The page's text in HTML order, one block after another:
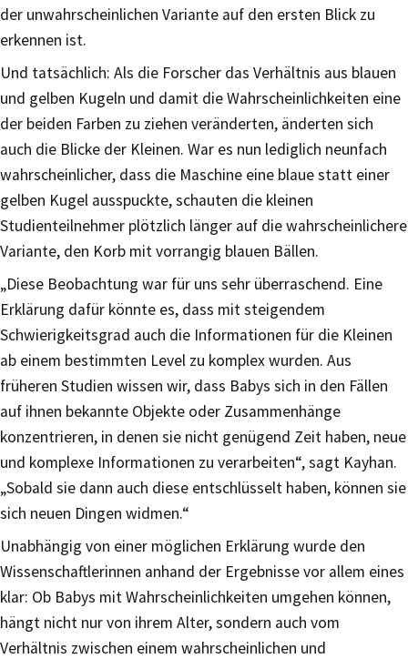
der unwahrscheinlichen Variante auf den ersten Blick zu
erkennen ist.
Und tatsächlich: Als die Forscher das Verhältnis aus blauen
und gelben Kugeln und damit die Wahrscheinlichkeiten eine
der beiden Farben zu ziehen veränderten, änderten sich
auch die Blicke der Kleinen. War es nun lediglich neunfach
wahrscheinlicher, dass die Maschine eine blaue statt einer
gelben Kugel ausspuckte, schauten die kleinen
Studienteilnehmer plötzlich länger auf die wahrscheinlichere
Variante, den Korb mit vorrangig blauen Bällen.
„Diese Beobachtung war für uns sehr überraschend. Eine
Erklärung dafür könnte es, dass mit steigendem
Schwierigkeitsgrad auch die Informationen für die Kleinen
ab einem bestimmten Level zu komplex wurden. Aus
früheren Studien wissen wir, dass Babys sich in den Fällen
auf ihnen bekannte Objekte oder Zusammenhänge
konzentrieren, in denen sie nicht genügend Zeit haben, neue
und komplexe Informationen zu verarbeiten“, sagt Kayhan.
„Sobald sie dann auch diese entschlüsselt haben, können sie
sich neuen Dingen widmen.“
Unabhängig von einer möglichen Erklärung wurde den
Wissenschaftlerinnen anhand der Ergebnisse vor allem eines
klar: Ob Babys mit Wahrscheinlichkeiten umgehen können,
hängt nicht nur von ihrem Alter, sondern auch vom
Verhältnis zwischen einem wahrscheinlichen und